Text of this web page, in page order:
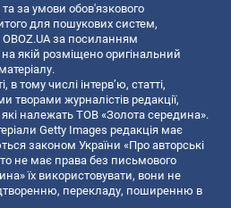
за умови обов'язкового
для пошукових систем,
OBOZ.UA за посиланням
на якій розміщено оригінальний
в тому числі інтерв’ю, статті,
журналістів редакції,
належать ТОВ «Золота середина».
Getty Images редакція має
законом України «Про авторські
не має права без письмового
їх використовувати, вони не
перекладу, поширенню в